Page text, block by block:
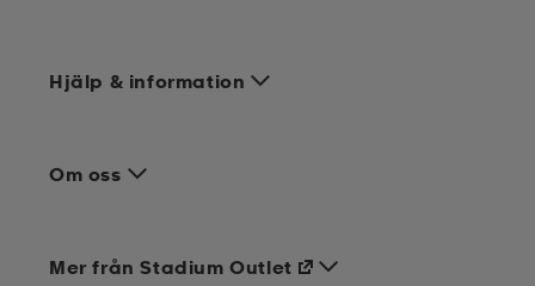
Hjälp & information
Om oss
Mer från Stadium Outlet